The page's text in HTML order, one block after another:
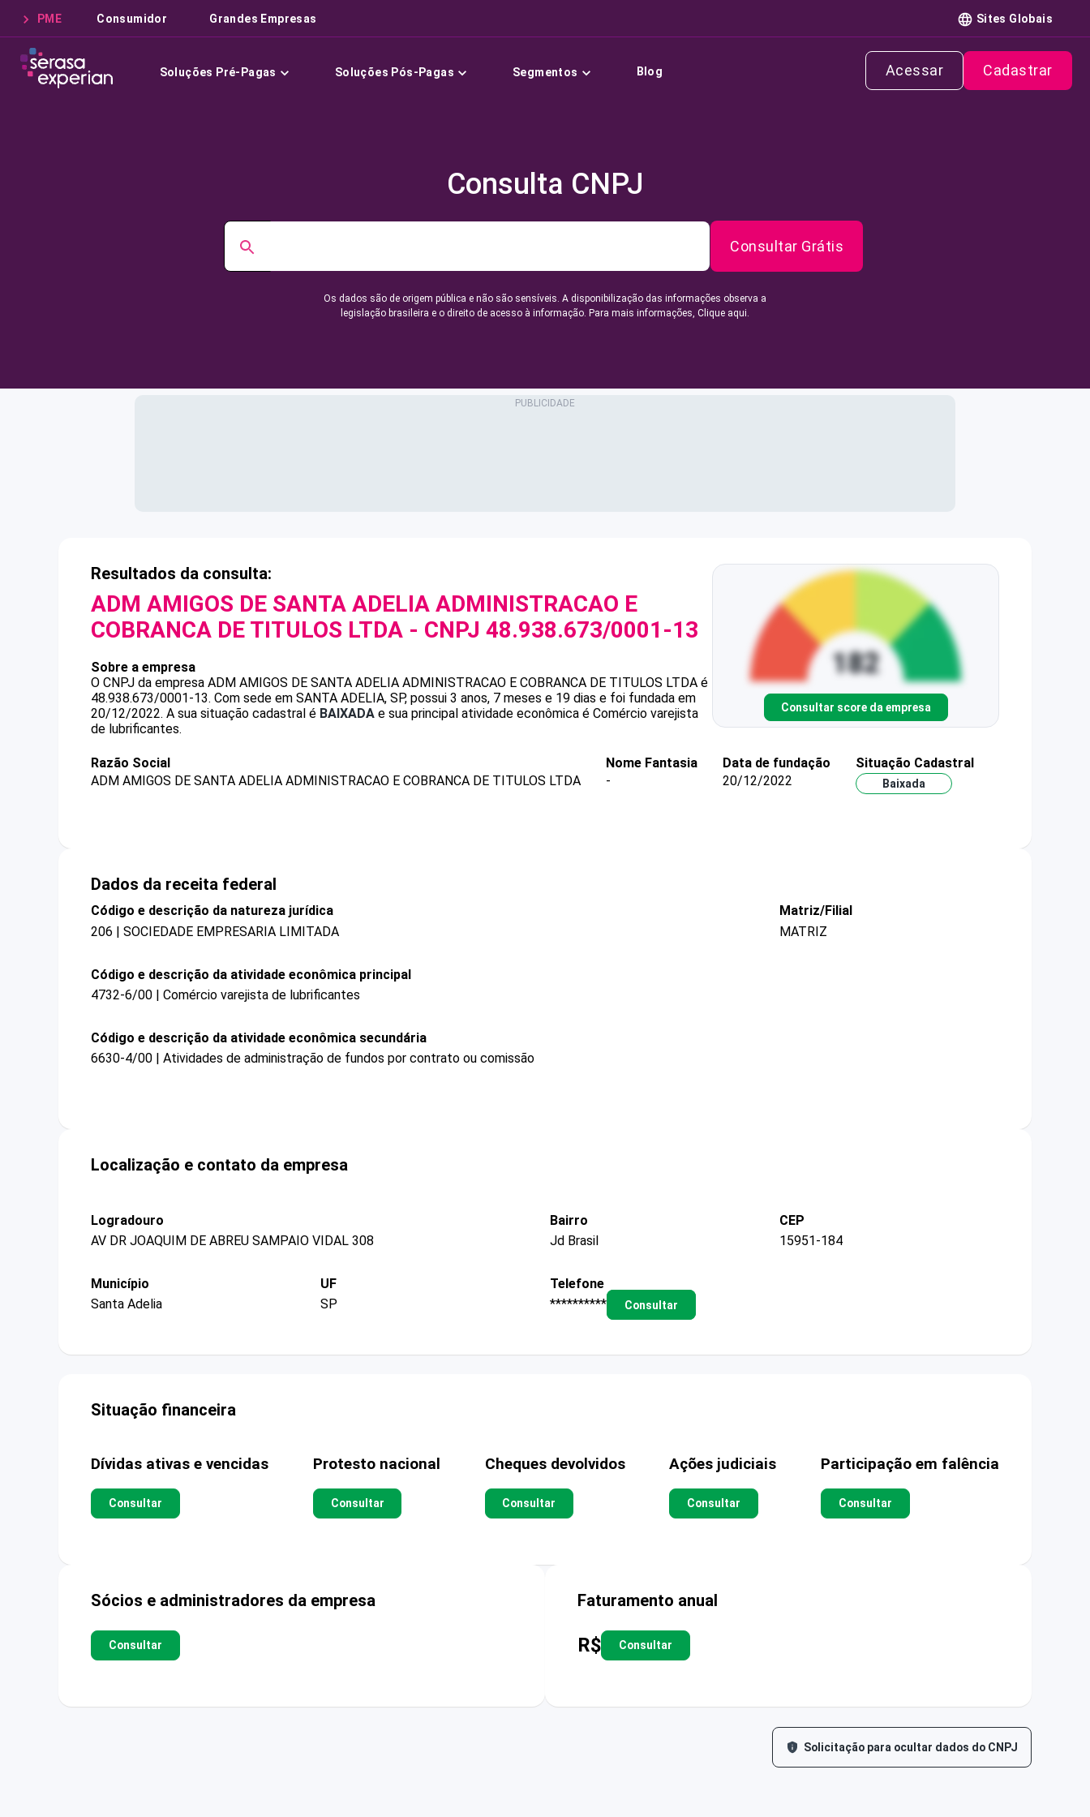
PME Consumidor Grandes Empresas Sites Globais
Soluções Pré-Pagas Soluções Pós-Pagas Segmentos Blog Acessar Cadastrar
Consulta CNPJ
Consultar Grátis
Os dados são de origem pública e não são sensíveis. A disponibilização das informações observa a
legislação brasileira e o direito de acesso à informação. Para mais informações, Clique aqui.
Resultados da consulta:
ADM AMIGOS DE SANTA ADELIA ADMINISTRACAO E
COBRANCA DE TITULOS LTDA - CNPJ 48.938.673/0001-13
Sobre a empresa
O CNPJ da empresa ADM AMIGOS DE SANTA ADELIA ADMINISTRACAO E COBRANCA DE TITULOS LTDA é
48.938.673/0001-13. Com sede em SANTA ADELIA, SP, possui 3 anos, 7 meses e 19 dias e foi fundada em
20/12/2022. A sua situação cadastral é BAIXADA e sua principal atividade econômica é Comércio varejista
de lubrificantes.
Consultar score da empresa
Razão Social
ADM AMIGOS DE SANTA ADELIA ADMINISTRACAO E COBRANCA DE TITULOS LTDA
Nome Fantasia
-
Data de fundação
20/12/2022
Situação Cadastral
Baixada
Dados da receita federal
Código e descrição da natureza jurídica
206 | SOCIEDADE EMPRESARIA LIMITADA
Matriz/Filial
MATRIZ
Código e descrição da atividade econômica principal
4732-6/00 | Comércio varejista de lubrificantes
Código e descrição da atividade econômica secundária
6630-4/00 | Atividades de administração de fundos por contrato ou comissão
Localização e contato da empresa
Logradouro
AV DR JOAQUIM DE ABREU SAMPAIO VIDAL 308
Bairro
Jd Brasil
CEP
15951-184
Município
Santa Adelia
UF
SP
Telefone
**********
Consultar
Situação financeira
Dívidas ativas e vencidas
Consultar
Protesto nacional
Consultar
Cheques devolvidos
Consultar
Ações judiciais
Consultar
Participação em falência
Consultar
Sócios e administradores da empresa
Consultar
Faturamento anual
R$ Consultar
Solicitação para ocultar dados do CNPJ